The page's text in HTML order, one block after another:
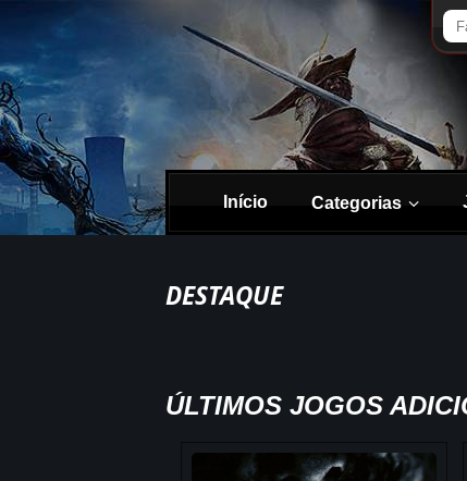
Início Categorias
DESTAQUE
ÚLTIMOS JOGOS